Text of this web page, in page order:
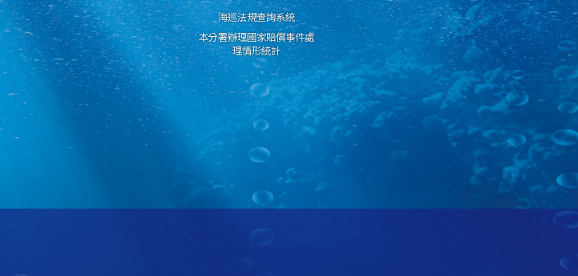
海巡法規查詢系統
本分署辦理國家賠償事件處
理情形統計